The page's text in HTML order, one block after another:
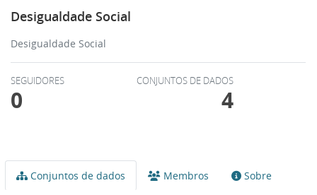
Desigualdade Social
Desigualdade Social
SEGUIDORES
0
CONJUNTOS DE DADOS
4
Conjuntos de dados Membros Sobre